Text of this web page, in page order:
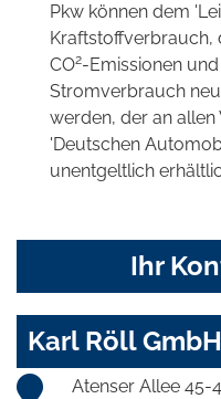
Pkw können dem
Kraftstoffverbrauch,
CO2-Emissionen
Stromverbrauch
werden, der an
'Deutschen
unentgeltlich
Ihr
Karl Röll GmbH
Atenser Allee 45-